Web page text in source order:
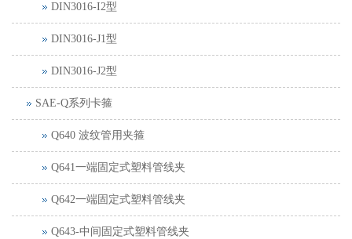
DIN3016-I2型
DIN3016-J1型
DIN3016-J2型
SAE-Q系列卡箍
Q640 波纹管用夹箍
Q641一端固定式塑料管线夹
Q642一端固定式塑料管线夹
Q643-中间固定式塑料管线夹